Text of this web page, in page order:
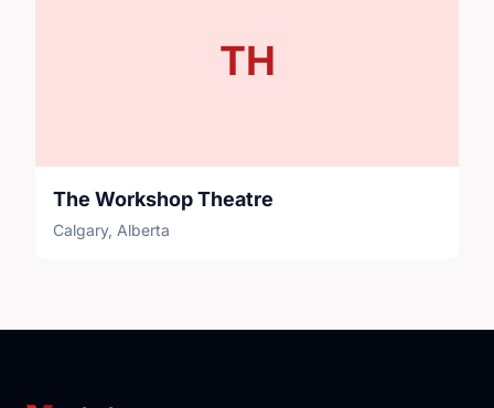
TH
The Workshop Theatre
Calgary, Alberta